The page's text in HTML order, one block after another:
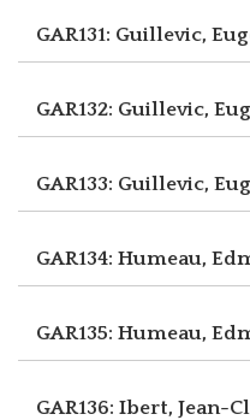
GAR131: Guillevic,
GAR132: Guillevic,
GAR133: Guillevic,
GAR134: Humeau,
GAR135: Humeau,
GAR136: Ibert, Jean-